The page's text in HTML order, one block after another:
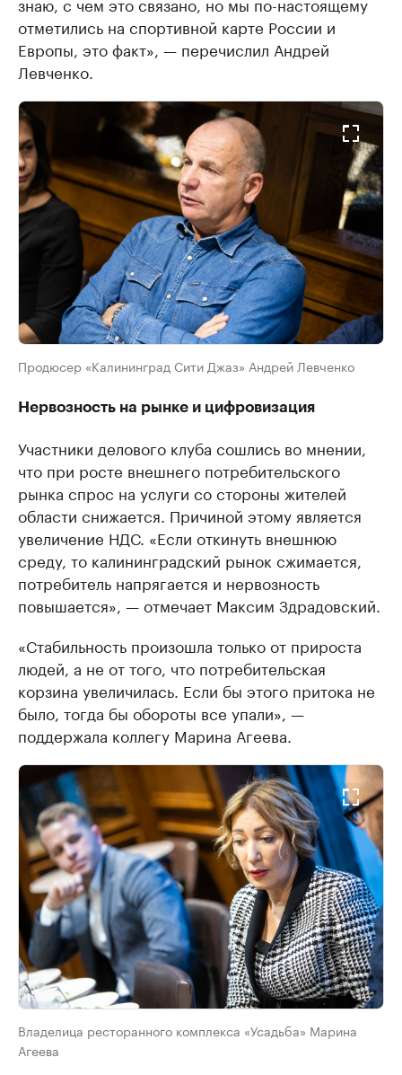
отметились на спортивной карте России и
Европы, это факт», — перечислил Андрей
Левченко.
Продюсер «Калининград Сити Джаз» Андрей Левченко
Нервозность на рынке и цифровизация
Участники делового клуба сошлись во мнении,
что при росте внешнего потребительского
рынка спрос на услуги со стороны жителей
области снижается. Причиной этому является
увеличение НДС. «Если откинуть внешнюю
среду, то калининградский рынок сжимается,
потребитель напрягается и нервозность
повышается», — отмечает Максим Здрадовский.
«Стабильность произошла только от прироста
людей, а не от того, что потребительская
корзина увеличилась. Если бы этого притока не
было, тогда бы обороты все упали», —
поддержала коллегу Марина Агеева.
Владелица ресторанного комплекса «Усадьба» Марина
Агеева